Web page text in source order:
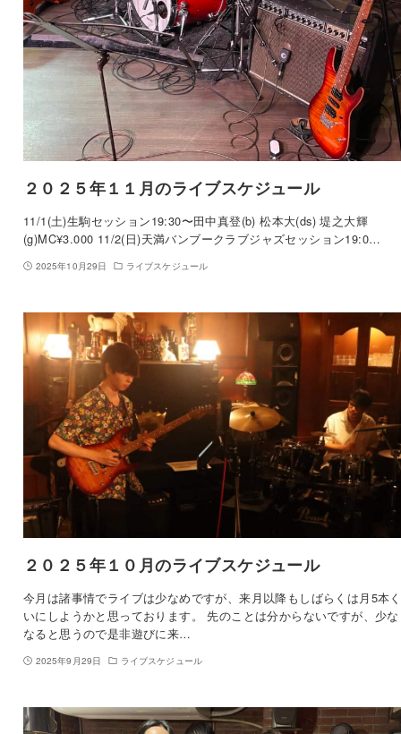
２０２５年１１月のライブスケジュール
11/1(土)生駒セッション19:30〜田中真登(b) 松本大(ds) 堤之大輝
(g)MC¥3.000 11/2(日)天満バンブークラブジャズセッション19:0…
2025年10月29日 ライブスケジュール
２０２５年１０月のライブスケジュール
今月は諸事情でライブは少なめですが、来月以降もしばらくは月5本
いにしようかと思っております。 先のことは分からないですが、少
なると思うので是非遊びに来…
2025年9月29日 ライブスケジュール